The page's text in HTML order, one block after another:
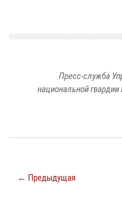
Пресс-служба
национальной
← Предыдущая